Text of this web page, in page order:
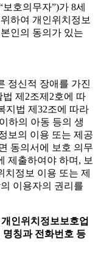
호의무자”)가 8세
하여 개인위치정보
인의 동의가 있는
정신적 장애를 가진
제2조제2호에 따
지법 제32조에 따라
하의 아동 등의 생
보의 이용 또는 제공
동의서에 보호 의무
제출하여야 하며, 보
치정보 이용 또는 제
이용자의 권리를
인위치정보보호업
칭과 전화번호 등